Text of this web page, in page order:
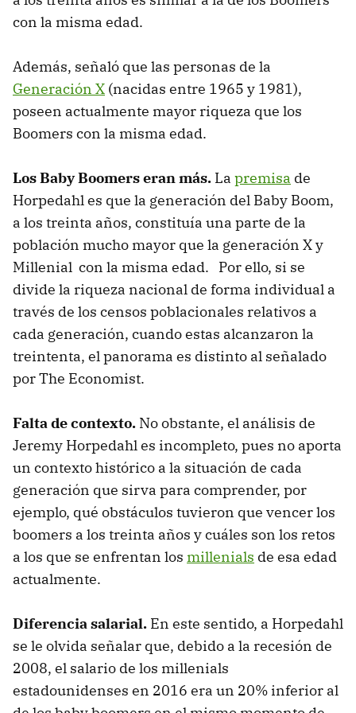
con la misma edad.
Además, señaló que las personas de la
Generación X (nacidas entre 1965 y 1981),
poseen actualmente mayor riqueza que los
Boomers con la misma edad.
Los Baby Boomers eran más. La premisa de
Horpedahl es que la generación del Baby Boom,
a los treinta años, constituía una parte de la
población mucho mayor que la generación X y
Millenial con la misma edad. Por ello, si se
divide la riqueza nacional de forma individual a
través de los censos poblacionales relativos a
cada generación, cuando estas alcanzaron la
treintenta, el panorama es distinto al señalado
por The Economist.
Falta de contexto. No obstante, el análisis de
Jeremy Horpedahl es incompleto, pues no aporta
un contexto histórico a la situación de cada
generación que sirva para comprender, por
ejemplo, qué obstáculos tuvieron que vencer los
boomers a los treinta años y cuáles son los retos
a los que se enfrentan los millenials de esa edad
actualmente.
Diferencia salarial. En este sentido, a Horpedahl
se le olvida señalar que, debido a la recesión de
2008, el salario de los millenials
estadounidenses en 2016 era un 20% inferior al